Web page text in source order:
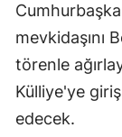
mevkidaşını
törenle
Külliye'ye
edecek.